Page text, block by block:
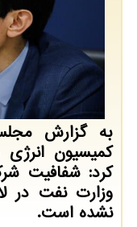
به گزارش
کمیسیون
کرد: شفافیت
نشده است.